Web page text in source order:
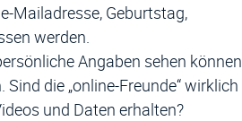
Mailadresse, Geburtstag,
werden.
Angaben sehen können.
die „online-Freunde“ wirklich
und Daten erhalten?